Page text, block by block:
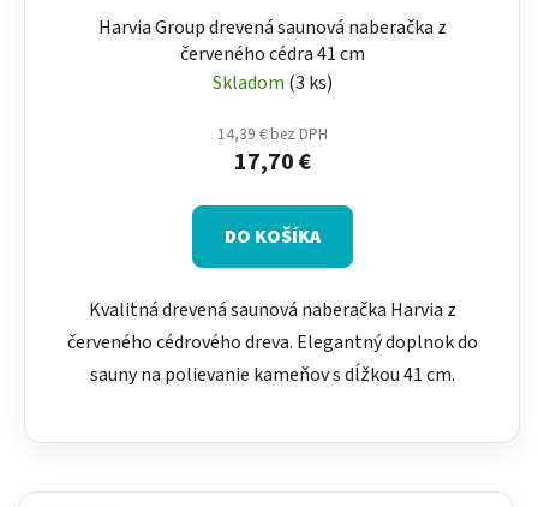
Harvia Group drevená saunová naberačka z
červeného cédra 41 cm
Skladom (3 ks)
14,39 € bez DPH
17,70 €
DO KOŠÍKA
Kvalitná drevená saunová naberačka Harvia z
červeného cédrového dreva. Elegantný doplnok do
sauny na polievanie kameňov s dĺžkou 41 cm.